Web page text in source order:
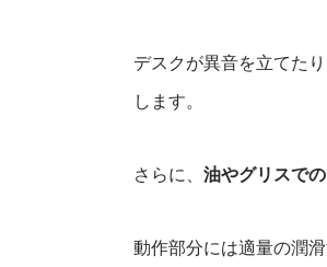
デスクが異音を立てた
します。
さらに、 油やグリスで
動作部分には適量の潤